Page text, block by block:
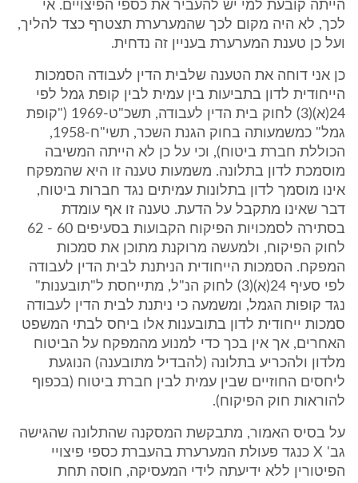
הייתה קובעת למי יש להעביר את כספי הפיצויים. אי
לכך, לא היה מקום לכך שהמערערת תצטרף כצד להליך,
ועל כן טענת המערערת בעניין זה נדחית.
כן אני דוחה את הטענה שלבית הדין לעבודה הסמכות
הייחודית לדון בתביעות בין עמית לבין קופת גמל לפי
24(א)(3) לחוק בית הדין לעבודה, תשכ"ט-1969 ("קופת
גמל" כמשמעותה בחוק הגנת השכר, תשי"ח-1958,
הכוללת חברת ביטוח), וכי על כן לא הייתה המשיבה
מוסמכת לדון בתלונה. משמעות טענה זו היא שהמפקח
אינו מוסמך לדון בתלונות עמיתים נגד חברות ביטוח,
דבר שאינו מתקבל על הדעת. טענה זו אף עומדת
בסתירה לסמכויות הפיקוח הקבועות בסעיפים 60 - 62
לחוק הפיקוח, ולמעשה מרוקנת מתוכן את סמכות
המפקח. הסמכות הייחודית הניתנת לבית הדין לעבודה
לפי סעיף 24(א)(3) לחוק הנ"ל, מתייחסת ל"תובענות"
נגד קופות הגמל, ומשמעה כי ניתנת לבית הדין לעבודה
סמכות ייחודית לדון בתובענות אלו ביחס לבתי המשפט
האחרים, אך אין בכך כדי למנוע מהמפקח על הביטוח
מלדון ולהכריע בתלונה (להבדיל מתובענה) הנוגעת
ליחסים החוזיים שבין עמית לבין חברת ביטוח (בכפוף
להוראות חוק הפיקוח).
על בסיס האמור, מתבקשת המסקנה שהתלונה שהגישה
גב' X כנגד פעולת המערערת בהעברת כספי פיצויי
הפיטורין ללא ידיעתה לידי המעסיקה, חוסה תחת